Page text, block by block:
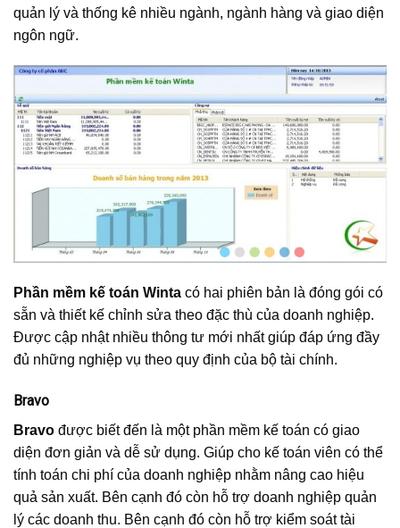
quản lý và thống kê nhiều ngành, ngành hàng và giao diện
ngôn ngữ.
Phần mềm kế toán Winta có hai phiên bản là đóng gói có
sẵn và thiết kế chỉnh sửa theo đặc thù của doanh nghiệp.
Được cập nhật nhiều thông tư mới nhất giúp đáp ứng đầy
đủ những nghiệp vụ theo quy định của bộ tài chính.
Bravo
Bravo được biết đến là một phần mềm kế toán có giao
diện đơn giản và dễ sử dụng. Giúp cho kế toán viên có thể
tính toán chi phí của doanh nghiệp nhằm nâng cao hiệu
quả sản xuất. Bên cạnh đó còn hỗ trợ doanh nghiệp quản
lý các doanh thu. Bên cạnh đó còn hỗ trợ kiểm soát tài